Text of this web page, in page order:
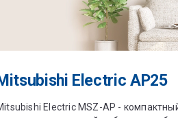
Electric AP25
Electric MSZ-AP -